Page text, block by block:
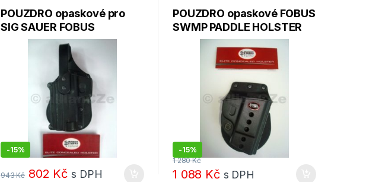
POUZDRO opaskové pro
SIG SAUER FOBUS
SG21TRPL
-15%
943Kč 802 Kč s DPH
POUZDRO opaskové FOBUS
SWMP PADDLE HOLSTER
-15%
1 280Kč
1 088 Kč s DPH